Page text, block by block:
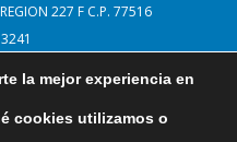
227 F C.P. 77516
la mejor experiencia en
cookies utilizamos o